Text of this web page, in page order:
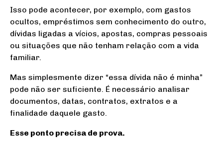
Isso pode acontecer, por exemplo, com gastos
ocultos, empréstimos sem conhecimento do outro,
dívidas ligadas a vícios, apostas, compras pessoais
ou situações que não tenham relação com a vida
familiar.
Mas simplesmente dizer “essa dívida não é minha”
pode não ser suficiente. É necessário analisar
documentos, datas, contratos, extratos e a
finalidade daquele gasto.
Esse ponto precisa de prova.